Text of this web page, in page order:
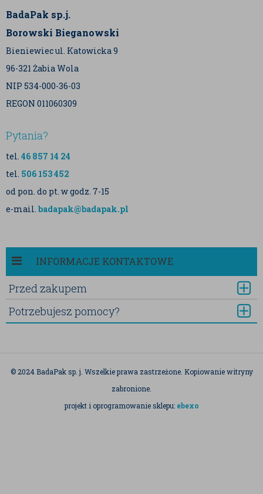
BadaPak sp.j.
Borowski Bieganowski
Bieniewiec ul. Katowicka 9
96-321 Żabia Wola
NIP 534-000-36-03
REGON 011060309
Pytania?
tel. 46 857 14 24
tel. 506 153 452
od pon. do pt. w godz. 7-15
e-mail. badapak@badapak.pl
INFORMACJE KONTAKTOWE
Przed zakupem
Potrzebujesz pomocy?
© 2024 BadaPak sp. j. Wszelkie prawa zastrzeżone. Kopiowanie witryny
zabronione.
projekt i oprogramowanie sklepu: ebexo